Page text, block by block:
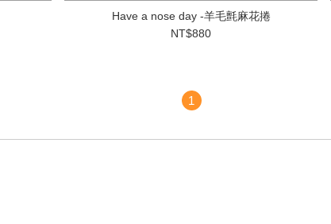
Have a nose day -羊毛氈麻花捲
NT$880
1